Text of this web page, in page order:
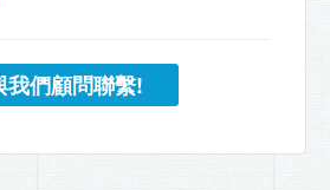
我們顧問聯繫!